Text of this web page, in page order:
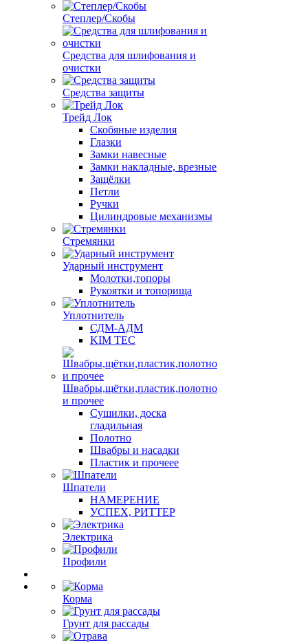
Степлер/Скобы
Средства для шлифования и
очистки
Средства защиты
Трейд Лок
Скобяные изделия
Глазки
Замки навесные
Замки накладные, врезные
Защёлки
Петли
Ручки
Цилиндровые механизмы
Стремянки
Ударный инструмент
Молотки,топоры
Рукоятки и топорища
Уплотнитель
СДМ-АДМ
KIM TEC
Швабры,щётки,пластик,полотно
и прочее
Сушилки, доска
гладильная
Полотно
Швабры и насадки
Пластик и прочеее
Шпатели
НАМЕРЕНИЕ
УСПЕХ, РИТТЕР
Электрика
Профили
Корма
Грунт для рассады